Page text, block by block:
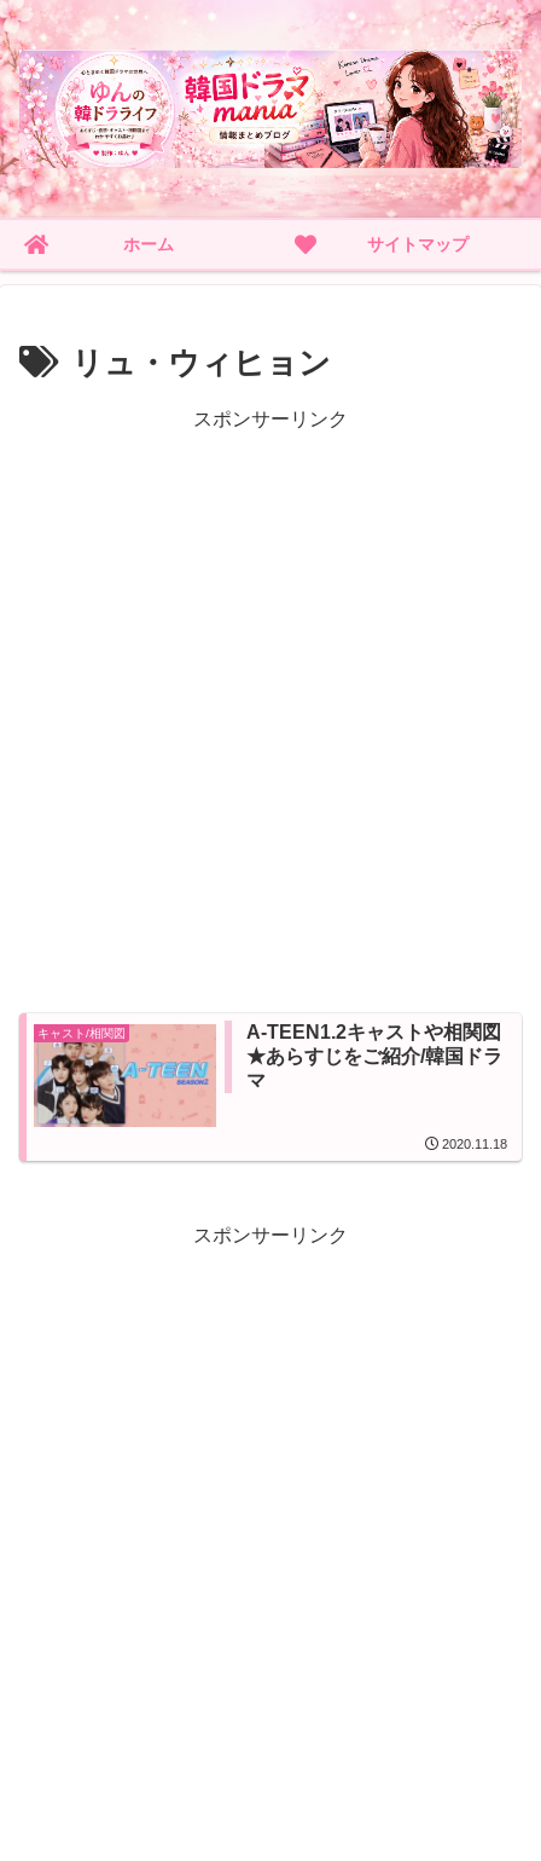
ホーム サイトマップ
リュ・ウィヒョン
スポンサーリンク
キャスト/相関図
A-TEEN1.2キャストや相関図
★あらすじをご紹介/韓国ドラ
マ
2020.11.18
スポンサーリンク